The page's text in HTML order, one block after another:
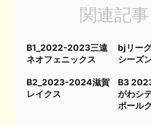
関連記事
B1_2022-2023三遠
ネオフェニックス
bjリー
シーズ
B2_2023-2024滋賀
レイクス
B3
がわシ
ボール